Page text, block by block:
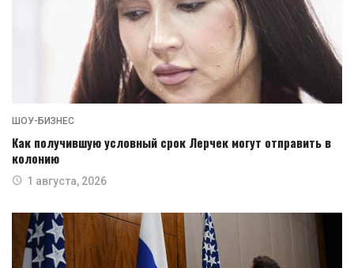
ШОУ-БИЗНЕС
Как получившую условный срок Лерчек могут отправить в
колонию
1 августа, 2026